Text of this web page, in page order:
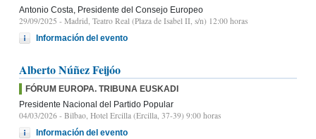
Antonio Costa, Presidente del Consejo Europeo
29/09/2025 - Madrid, Teatro Real (Plaza de Isabel II, s/n) 12:00 horas
Información del evento
Alberto Núñez Feijóo
FÓRUM EUROPA. TRIBUNA EUSKADI
Presidente Nacional del Partido Popular
04/03/2026 - Bilbao, Hotel Ercilla (Ercilla, 37-39) 9:00 horas
Información del evento